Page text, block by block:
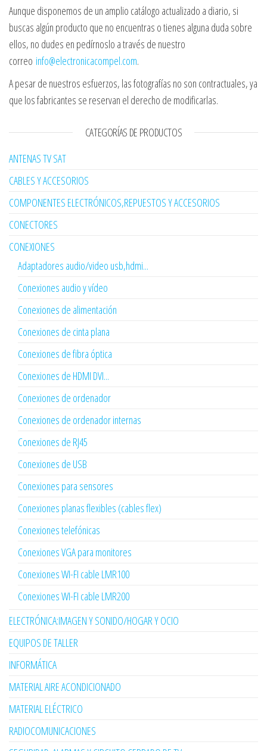
Aunque disponemos de un amplio catálogo actualizado a diario, si
buscas algún producto que no encuentras o tienes alguna duda sobre
ellos, no dudes en pedírnoslo a través de nuestro
correo info@electronicacompel.com.
A pesar de nuestros esfuerzos, las fotografías no son contractuales, ya
que los fabricantes se reservan el derecho de modificarlas.
CATEGORÍAS DE PRODUCTOS
ANTENAS TV SAT
CABLES Y ACCESORIOS
COMPONENTES ELECTRÓNICOS,REPUESTOS Y ACCESORIOS
CONECTORES
CONEXIONES
Adaptadores audio/video usb,hdmi...
Conexiones audio y vídeo
Conexiones de alimentación
Conexiones de cinta plana
Conexiones de fibra óptica
Conexiones de HDMI DVI...
Conexiones de ordenador
Conexiones de ordenador internas
Conexiones de RJ45
Conexiones de USB
Conexiones para sensores
Conexiones planas flexibles (cables flex)
Conexiones telefónicas
Conexiones VGA para monitores
Conexiones WI-FI cable LMR100
Conexiones WI-FI cable LMR200
ELECTRÓNICA:IMAGEN Y SONIDO/HOGAR Y OCIO
EQUIPOS DE TALLER
INFORMÁTICA
MATERIAL AIRE ACONDICIONADO
MATERIAL ELÉCTRICO
RADIOCOMUNICACIONES